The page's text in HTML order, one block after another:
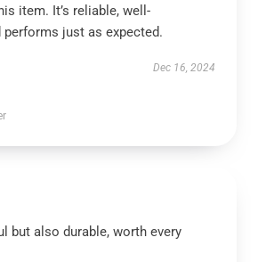
item. It’s reliable, well-
just as expected.
Dec 16, 2024
but also durable, worth every